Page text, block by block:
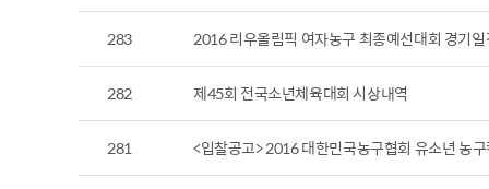
283 2016 리우올림픽 여자농구 최종예선대회 경기일
282 제45회 전국소년체육대회 시상내역
281 <입찰공고> 2016 대한민국농구협회 유소년 농